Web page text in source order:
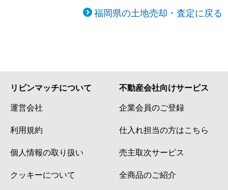
福岡県の土地売却・査定に戻る
リビンマッチについて
運営会社
利用規約
個人情報の取り扱い
クッキーについて
不動産会社向けサービス
企業会員のご登録
仕入れ担当の方はこちら
売主取次サービス
全商品のご紹介